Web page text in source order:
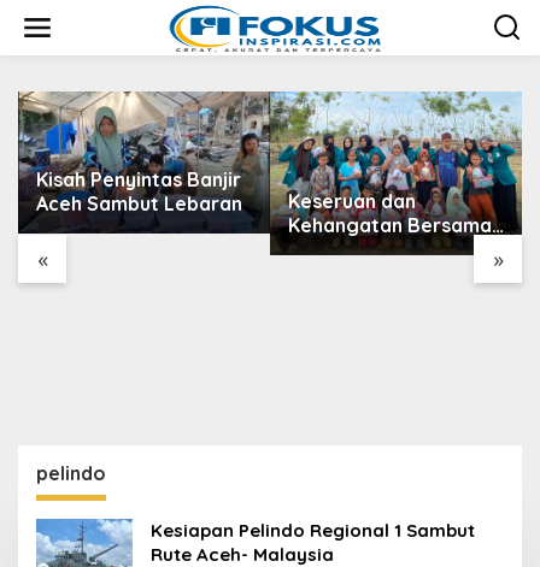
w
« »
Kisah Penyintas Banjir
Aceh Sambut Lebaran
Keseruan dan
Kehangatan Bersama
Anak-anak Desa Kuala
pelindo
Kesiapan Pelindo Regional 1 Sambut
Rute Aceh- Malaysia